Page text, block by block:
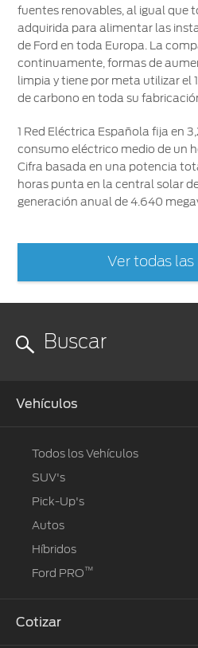
fuentes renovables, al igual que
adquirida para alimentar las
de Ford en toda Europa. La
continuamente, formas de
limpia y tiene por meta utilizar
de carbono en toda su
1 Red Eléctrica Española fija en
consumo eléctrico medio de un
Cifra basada en una potencia
horas punta en la central solar
generación anual de 4.640
Ver todas
Vehículos
Todos los Vehículos
SUV's
Pick-Up's
Autos
Híbridos
Ford PRO™
Cotizar